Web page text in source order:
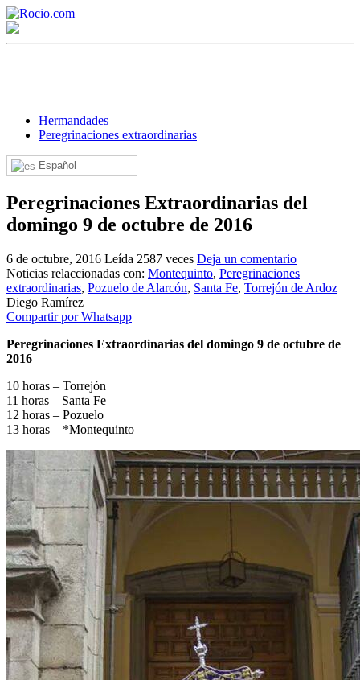
Hermandades
Peregrinaciones extraordinarias
Español
Peregrinaciones Extraordinarias del
domingo 9 de octubre de 2016
6 de octubre, 2016 Leída 2587 veces Deja un comentario
Noticias relaccionadas con: Montequinto, Peregrinaciones
extraordinarias, Pozuelo de Alarcón, Santa Fe, Torrejón de Ardoz
Diego Ramírez
Compartir por Whatsapp
Peregrinaciones Extraordinarias del domingo 9 de octubre de
2016
10 horas – Torrejón
11 horas – Santa Fe
12 horas – Pozuelo
13 horas – *Montequinto
¡Bienvenido! Soy el asistente virtual de rocio.com.
¿En qué puedo ayudarte?
Historia de la Virgen del Rocío
¿Cuándo es la romería del Rocío?
¿Cuántas hermandades participan en la romería?
¿Cuándo se construyó la primera ermita?
¿Cuales son los actos principales que se celebran en el
En el Rocío, ¿dónde me alojo?